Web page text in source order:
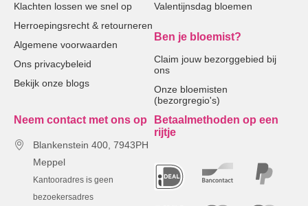
Klachten lossen we snel op
Herroepingsrecht & retourneren
Algemene voorwaarden
Ons privacybeleid
Bekijk onze blogs
Valentijnsdag bloemen
Ben je bloemist?
Claim jouw bezorggebied bij
ons
Onze bloemisten
(bezorgregio's)
Neem contact met ons op
Blankenstein 400, 7943PH
Meppel
Kantooradres is geen
bezoekersadres
Betaalmethoden op een
rijtje